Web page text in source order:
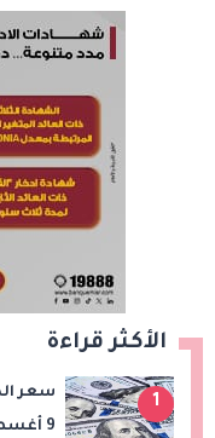
الأكثر قراءة
1
سعر
9 أغسطس 2026